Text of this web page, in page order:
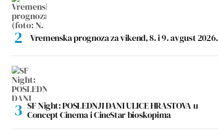
Vremenska prognoza za vikend, 8. i 9. avgust 2026.
SF Night: POSLEDNJI DANI ULICE HRASTOVA u
Concept Cinema i CineStar bioskopima